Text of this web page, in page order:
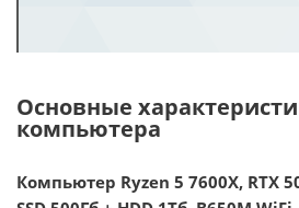
Основные
компьютера
Компьютер Ryzen 5 7600X, RTX